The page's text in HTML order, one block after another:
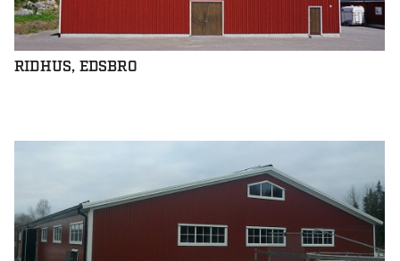
RIDHUS, EDSBRO